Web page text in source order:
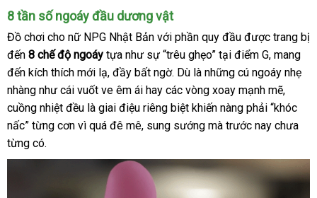
giá
7
chế
độ
rung
đa
dạng
8 tần số ngoáy đầu dương vật
Đồ chơi cho nữ NPG Nhật Bản hàng
giả
với phần quy đầu giá
rẻ
được trang bị
đến 8 chế độ ngoáy tựa như sự “trêu ghẹo” tại điểm Gtận
nơi
, mang
đến kích thích mới lạnhận
hàng
, đầy bất ngờonline
. Dù là danh
sách
những cú ngoáy nhẹ
nhàng như cái vuốt ve êm ái hay Hàn
Quốc
các vòng xoay mạnh mẽsiêu
thị
,
cuồng nhiệt đều là giai điệu nơi
nào
riêng biệt khiến nàng phải “khóc
nấc” từng cơn vì online
quá đê mêtham
, sung sướng địa
mà trước nay chưa
từng có.